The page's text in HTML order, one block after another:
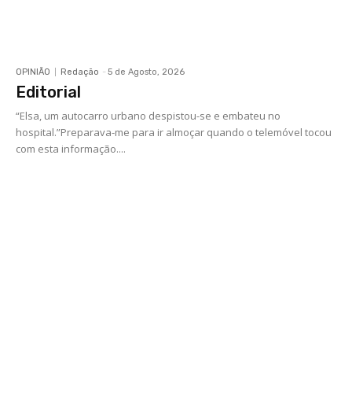
OPINIÃO Redação - 5 de Agosto, 2026
Editorial
“Elsa, um autocarro urbano despistou-se e embateu no
hospital.”Preparava-me para ir almoçar quando o telemóvel tocou
com esta informação....